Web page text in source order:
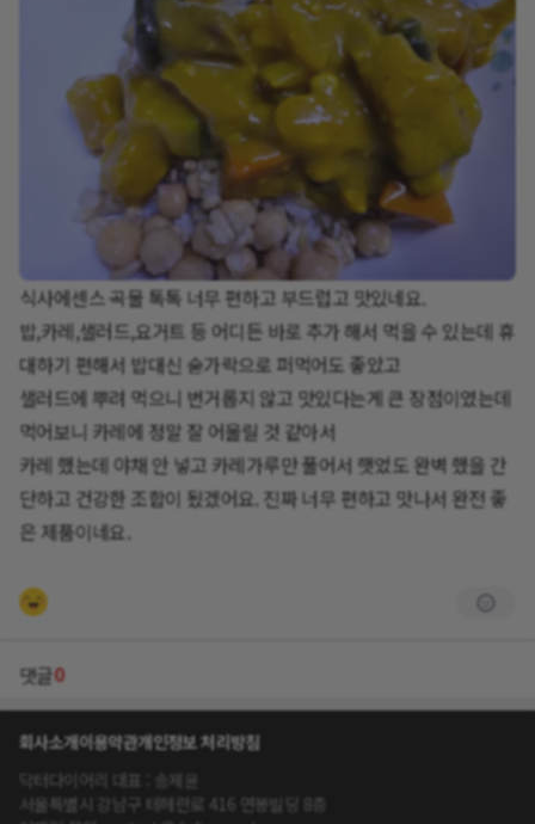
식사에센스 곡물 톡톡 너무 편하고 부드럽고 맛있네요.
밥,카레,샐러드,요거트 등 어디든 바로 추가 해서 먹을 수 있는데 휴
대하기 편해서 밥대신 숟가락으로 퍼먹어도 좋았고
샐러드에 뿌려 먹으니 번거롭지 않고 맛있다는게 큰 장점이였는데
먹어보니 카레에 정말 잘 어울릴 것 같아서
카레 했는데 야채 안 넣고 카레가루만 풀어서 햇었도 완벽 했을 간
단하고 건강한 조합이 됬겠어요. 진짜 너무 편하고 맛나서 완전 좋
은 제품이네요.
댓글0
회사소개이용약관개인정보 처리방침
닥터다이어리 대표 : 송제윤
서울특별시 강남구 테헤란로 416 연봉빌딩 8층